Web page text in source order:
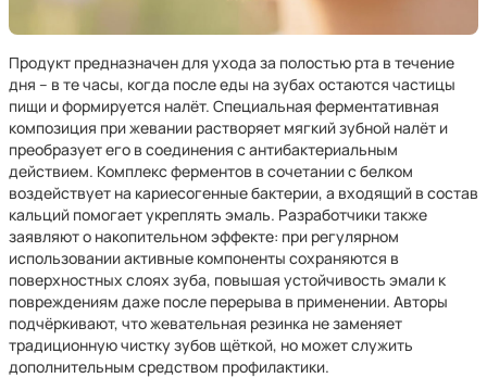
Продукт предназначен для ухода за полостью рта в течение
дня – в те часы, когда после еды на зубах остаются частицы
пищи и формируется налёт. Специальная ферментативная
композиция при жевании растворяет мягкий зубной налёт и
преобразует его в соединения с антибактериальным
действием. Комплекс ферментов в сочетании с белком
воздействует на кариесогенные бактерии, а входящий в состав
кальций помогает укреплять эмаль. Разработчики также
заявляют о накопительном эффекте: при регулярном
использовании активные компоненты сохраняются в
поверхностных слоях зуба, повышая устойчивость эмали к
повреждениям даже после перерыва в применении. Авторы
подчёркивают, что жевательная резинка не заменяет
традиционную чистку зубов щёткой, но может служить
дополнительным средством профилактики.